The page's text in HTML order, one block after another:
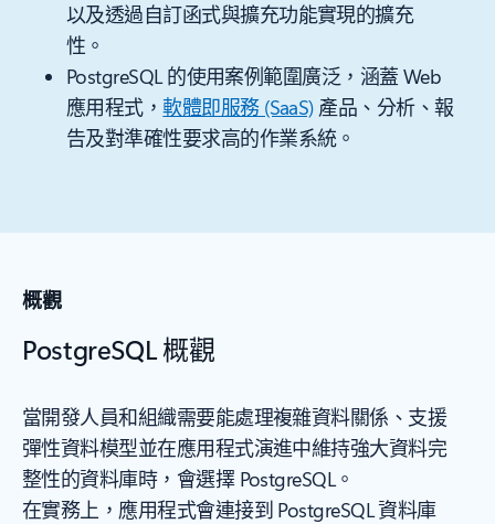
以及透過自訂函式與擴充功能實現的擴充
性。
PostgreSQL 的使用案例範圍廣泛，涵蓋 Web
應用程式，軟體即服務 (SaaS)產品、分析、報
告及對準確性要求高的作業系統。
概觀
PostgreSQL 概觀
當開發人員和組織需要能處理複雜資料關係、支援
彈性資料模型並在應用程式演進中維持強大資料完
整性的資料庫時，會選擇 PostgreSQL。
在實務上，應用程式會連接到 PostgreSQL 資料庫